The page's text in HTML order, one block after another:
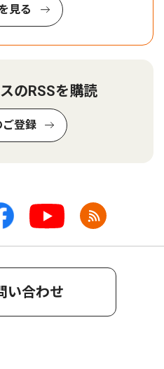
見る
のRSSを購読
ご登録
い合わせ